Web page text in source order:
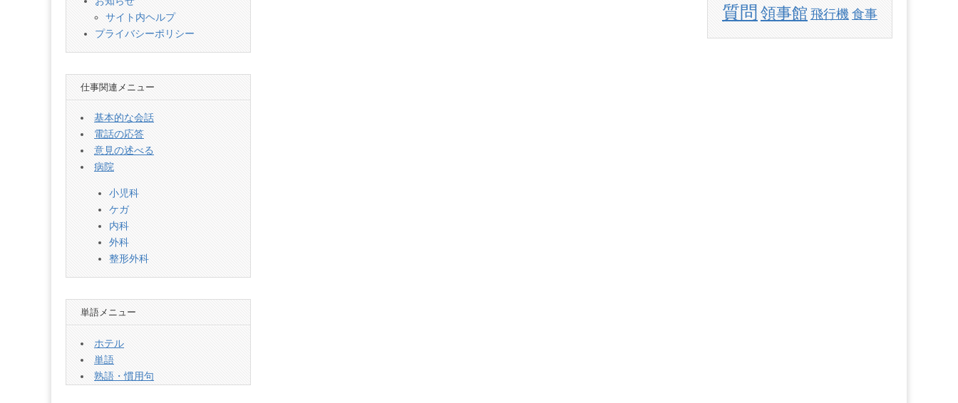
サイト内ヘルプ
プライバシーポリシー
仕事関連メニュー
基本的な会話
電話の応答
意見の述べる
病院
小児科
ケガ
内科
外科
整形外科
単語メニュー
ホテル
単語
熟語・慣用句
質問 領事館 飛行機 食事